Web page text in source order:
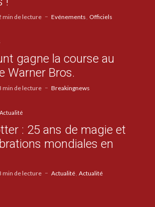
min de lecture Evénements Officiels
gagne la course au
Warner Bros.
min de lecture Breakingnews
Actualité
: 25 ans de magie et
mondiales en
min de lecture Actualité Actualité